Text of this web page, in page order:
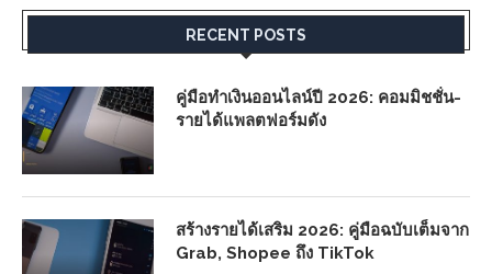
RECENT POSTS
คู่มือทำเงินออนไลน์ปี 2026: คอมมิชชั่น-
รายได้แพลตฟอร์มดัง
สร้างรายได้เสริม 2026: คู่มือฉบับเต็มจาก
Grab, Shopee ถึง TikTok